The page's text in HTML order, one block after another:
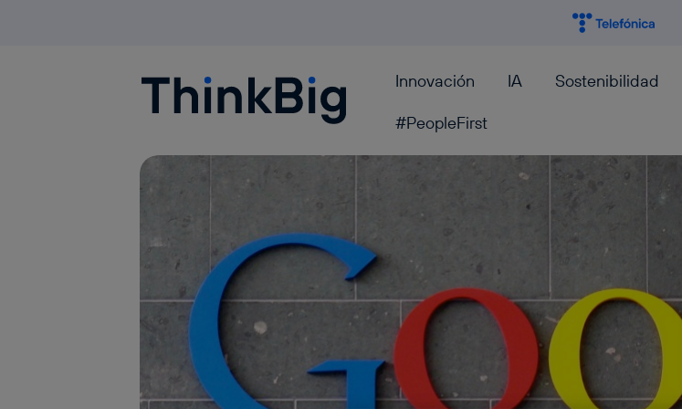
Blogthinkbig.com Innovación IA Sostenibilidad
#PeopleFirst